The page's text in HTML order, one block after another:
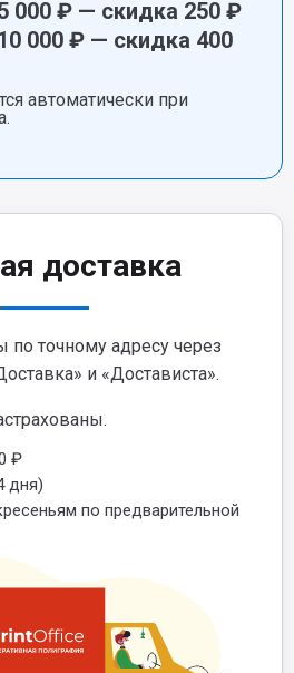
000 ₽ — скидка 250 ₽
000 ₽ — скидка 400
автоматически при
доставка
по точному адресу через
и «Достависта».
₽
дня)
по предварительной